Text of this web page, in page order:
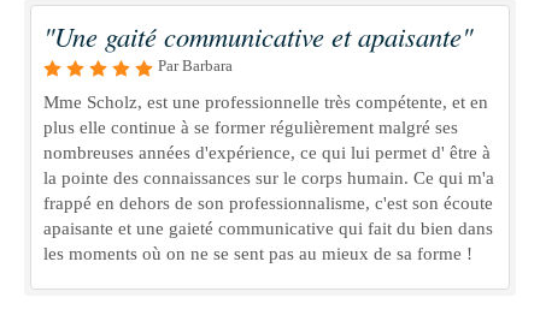
"Une gaité communicative et apaisante"
Par Barbara
Mme Scholz, est une professionnelle très compétente, et en
plus elle continue à se former régulièrement malgré ses
nombreuses années d'expérience, ce qui lui permet d' être à
la pointe des connaissances sur le corps humain. Ce qui m'a
frappé en dehors de son professionnalisme, c'est son écoute
apaisante et une gaieté communicative qui fait du bien dans
les moments où on ne se sent pas au mieux de sa forme !